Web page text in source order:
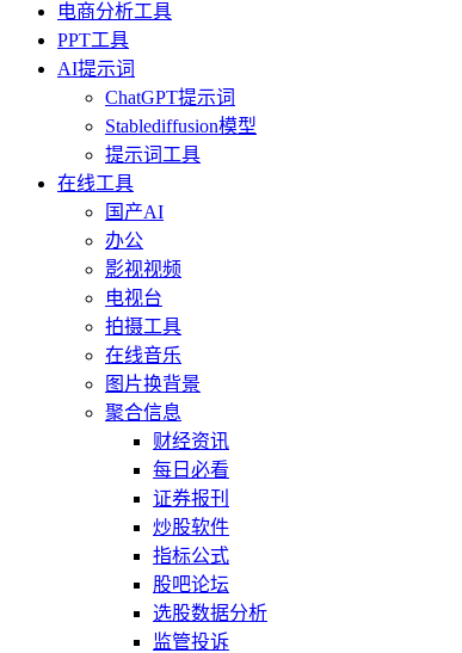
电商分析工具
PPT工具
AI提示词
ChatGPT提示词
Stablediffusion模型
提示词工具
在线工具
国产AI
办公
影视视频
电视台
拍摄工具
在线音乐
图片换背景
聚合信息
财经资讯
每日必看
证券报刊
炒股软件
指标公式
股吧论坛
选股数据分析
监管投诉